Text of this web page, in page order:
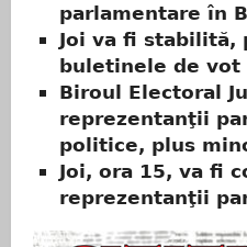
parlamentare în
Joi va fi stabilită,
buletinele de
Biroul Electoral
reprezentanţii
politice, plus
Joi, ora 15, va fi
reprezentanţii